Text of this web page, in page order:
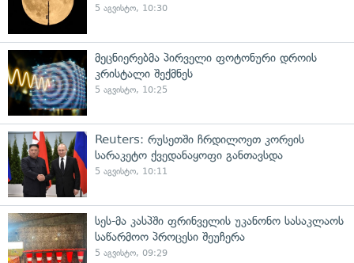
5 აგვისტო, 10:30
მეცნიერებმა პირველი ფოტონური დროის
კრისტალი შექმნეს
5 აგვისტო, 10:25
Reuters: რუსეთში ჩრდილოეთ კორეის
სარაკეტო ქვედანაყოფი განთავსდა
5 აგვისტო, 10:11
სეს-მა კასპში ფრინველის უკანონო სასაკლაოს
საწარმოო პროცესი შეუჩერა
5 აგვისტო, 09:29